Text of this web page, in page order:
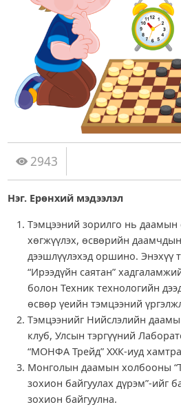
2943
Нэг. Ерөнхий мэдээлэл
Тэмцээний зорилго нь даамын
хөгжүүлэх, өсвөрийн
дээшлүүлэхэд оршино. Энэхүү
“Ирээдүйн саятан”
болон Техник технологийн
өсвөр үеийн тэмцээний
Тэмцээнийг Нийслэлийн
клуб, Улсын тэргүүний
“МОНФА Трейд” ХХК-иуд
Монголын даамын холбооны
зохион байгуулах дүрэм”-ийг
зохион байгуулна.